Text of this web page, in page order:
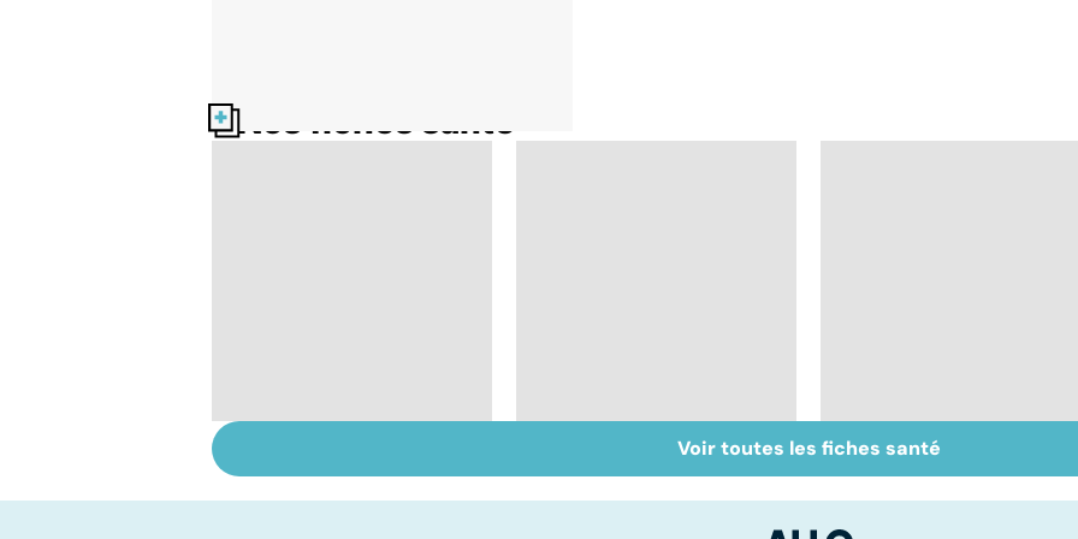
Nos fiches santé
pulmonaire
Le magnésium, un
oligo-élément vital
Intestin irritable : le
régime FODMAP, une
Voir toutes les fiches santé